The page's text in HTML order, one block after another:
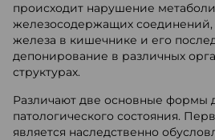
происходит нарушение
железосодержащих
железа в кишечнике и его
депонирование в различных
структурах.
Различают две основные формы
патологического состояния.
является наследственно